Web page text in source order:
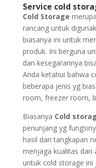
Service cold
Cold Storage
rancang untuk
biasanya ini untuk
produk. Ini berguna
dan kesegarannya
Anda ketahui bahwa
beberapa jenis yg
room, freezer room,
Biasanya Cold
penunjang yg
hasil dari tangkapan
menjaga kualitas dari
untuk cold storage ini